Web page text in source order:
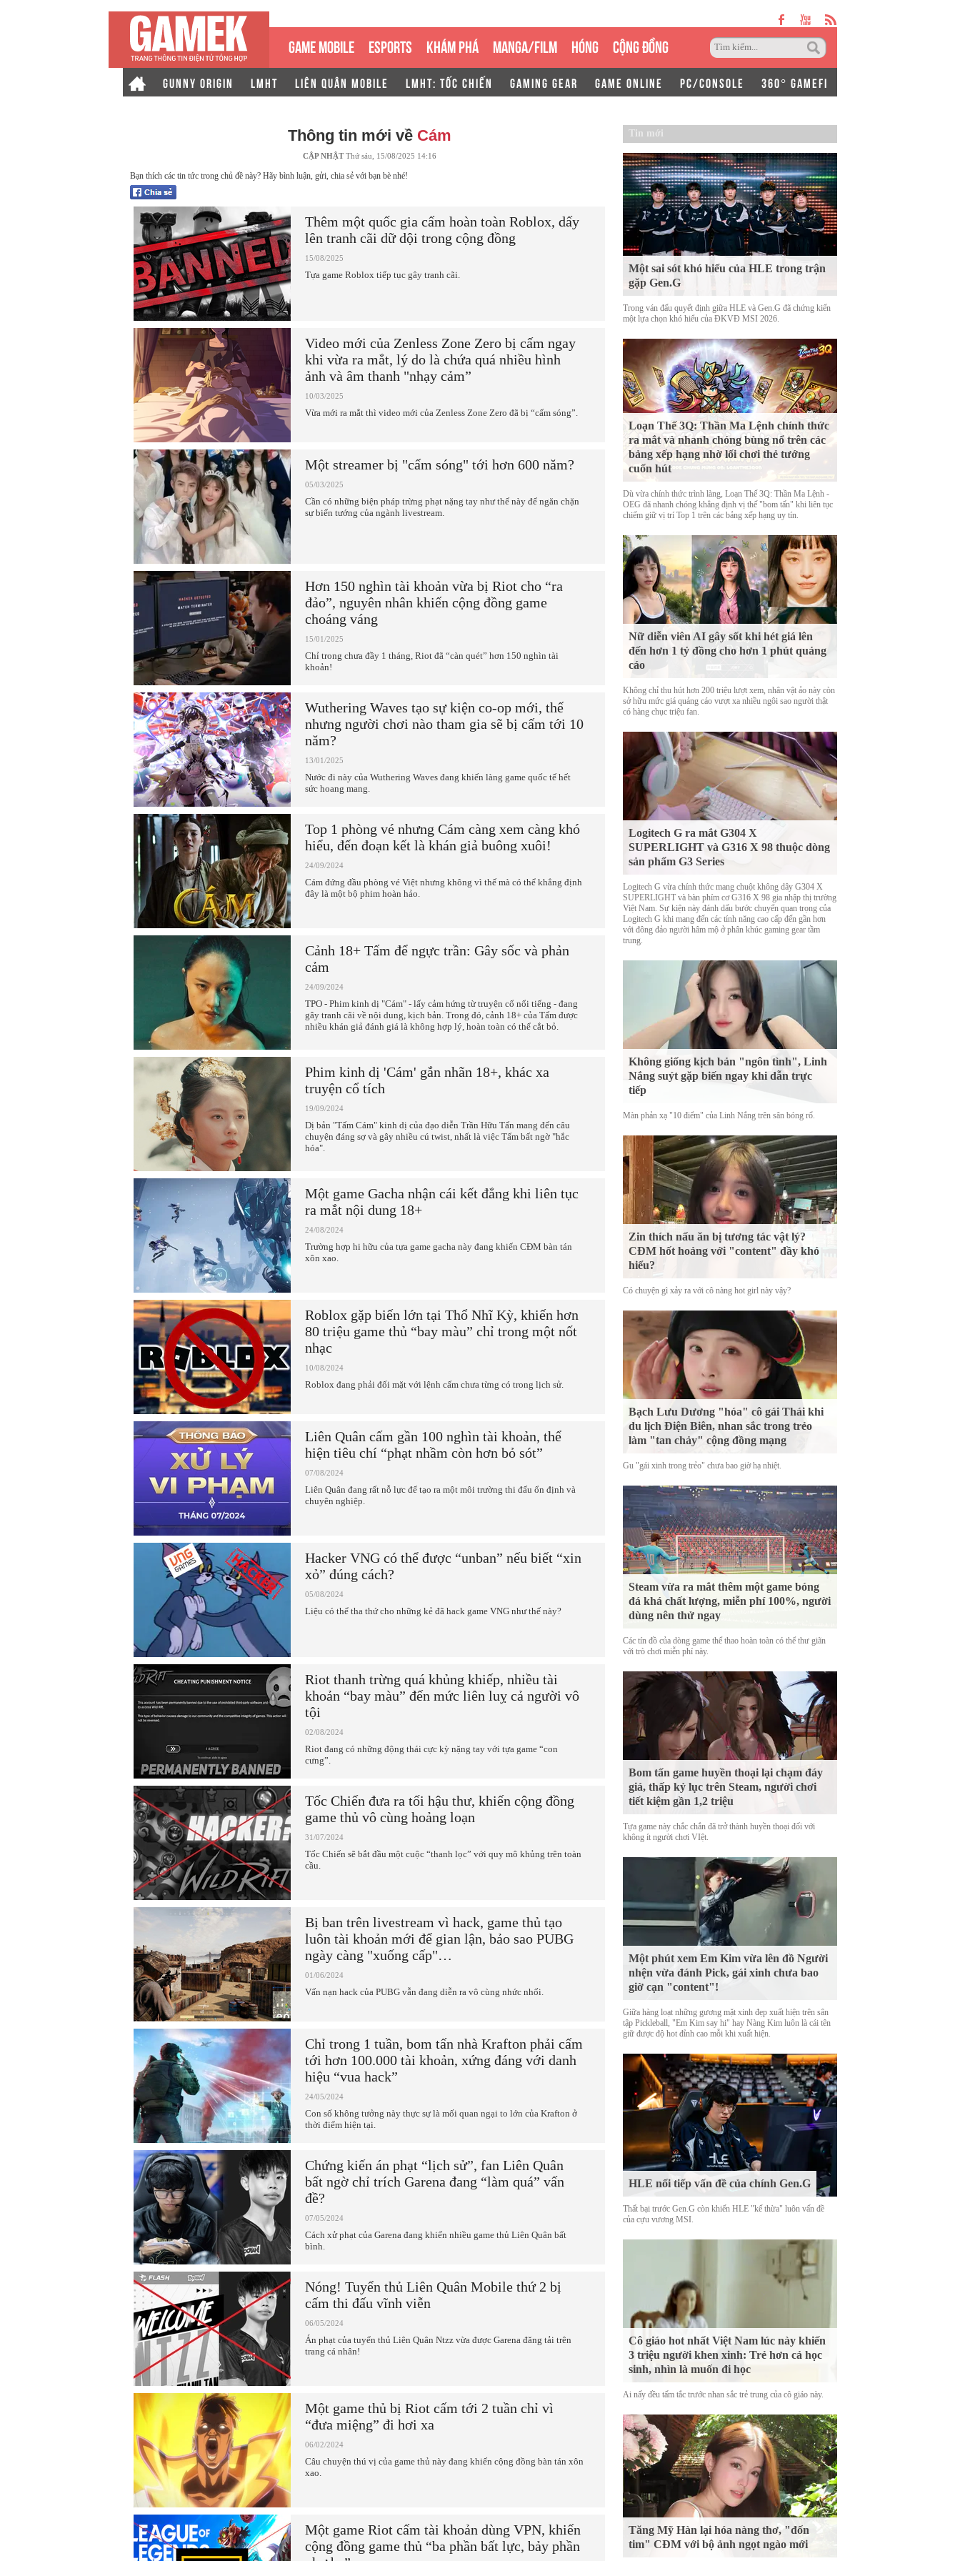
GAME MOBILE ESPORTS KHÁM PHÁ MANGA/FILM HÓNG CỘNG ĐỒNG
GUNNY ORIGIN LMHT LIÊN QUÂN MOBILE LMHT: TỐC CHIẾN GAMING GEAR GAME ONLINE PC/CONSOLE 360° GAMEFI
Thông tin mới về Cám
CẬP NHẬTThứ sáu, 15/08/2025 14:16
Bạn thích các tin tức trong chủ đề này? Hãy bình luận, gửi, chia sẻ với bạn bè nhé!
Thêm một quốc gia cấm hoàn toàn Roblox, dấy
lên tranh cãi dữ dội trong cộng đồng
15/08/2025
Tựa game Roblox tiếp tục gây tranh cãi.
Video mới của Zenless Zone Zero bị cấm ngay
khi vừa ra mắt, lý do là chứa quá nhiều hình
ảnh và âm thanh "nhạy cảm”
10/03/2025
Vừa mới ra mắt thì video mới của Zenless Zone Zero đã bị “cấm sóng”.
Một streamer bị "cấm sóng" tới hơn 600 năm?
05/03/2025
Cần có những biện pháp trừng phạt nặng tay như thế này để ngăn chặn
sự biến tướng của ngành livestream.
Hơn 150 nghìn tài khoản vừa bị Riot cho “ra
đảo”, nguyên nhân khiến cộng đồng game
choáng váng
15/01/2025
Chỉ trong chưa đầy 1 tháng, Riot đã “càn quét” hơn 150 nghìn tài
khoản!
Wuthering Waves tạo sự kiện co-op mới, thế
nhưng người chơi nào tham gia sẽ bị cấm tới 10
năm?
13/01/2025
Nước đi này của Wuthering Waves đang khiến làng game quốc tế hết
sức hoang mang.
Top 1 phòng vé nhưng Cám càng xem càng khó
hiểu, đến đoạn kết là khán giả buông xuôi!
24/09/2024
Cám đứng đầu phòng vé Việt nhưng không vì thế mà có thể khẳng định
đây là một bộ phim hoàn hảo.
Cảnh 18+ Tấm để ngực trần: Gây sốc và phản
cảm
24/09/2024
TPO - Phim kinh dị "Cám" - lấy cảm hứng từ truyện cổ nổi tiếng - đang
gây tranh cãi về nội dung, kịch bản. Trong đó, cảnh 18+ của Tấm được
nhiều khán giả đánh giá là không hợp lý, hoàn toàn có thể cắt bỏ.
Phim kinh dị 'Cám' gắn nhãn 18+, khác xa
truyện cổ tích
19/09/2024
Dị bản "Tấm Cám" kinh dị của đạo diễn Trần Hữu Tấn mang đến câu
chuyện đáng sợ và gây nhiều cú twist, nhất là việc Tấm bất ngờ "hắc
hóa".
Một game Gacha nhận cái kết đắng khi liên tục
ra mắt nội dung 18+
24/08/2024
Trường hợp hi hữu của tựa game gacha này đang khiến CĐM bàn tán
xôn xao.
Roblox gặp biến lớn tại Thổ Nhĩ Kỳ, khiến hơn
80 triệu game thủ “bay màu” chỉ trong một nốt
nhạc
10/08/2024
Roblox đang phải đối mặt với lệnh cấm chưa từng có trong lịch sử.
Liên Quân cấm gần 100 nghìn tài khoản, thể
hiện tiêu chí “phạt nhầm còn hơn bỏ sót”
07/08/2024
Liên Quân đang rất nỗ lực để tạo ra một môi trường thi đấu ổn định và
chuyên nghiệp.
Hacker VNG có thể được “unban” nếu biết “xin
xỏ” đúng cách?
05/08/2024
Liệu có thể tha thứ cho những kẻ đã hack game VNG như thế này?
Riot thanh trừng quá khủng khiếp, nhiều tài
khoản “bay màu” đến mức liên luỵ cả người vô
tội
02/08/2024
Riot đang có những động thái cực kỳ nặng tay với tựa game “con
cưng”.
Tốc Chiến đưa ra tối hậu thư, khiến cộng đồng
game thủ vô cùng hoảng loạn
31/07/2024
Tốc Chiến sẽ bắt đầu một cuộc “thanh lọc” với quy mô khủng trên toàn
cầu.
Bị ban trên livestream vì hack, game thủ tạo
luôn tài khoản mới để gian lận, bảo sao PUBG
ngày càng "xuống cấp"…
01/06/2024
Vấn nạn hack của PUBG vẫn đang diễn ra vô cùng nhức nhối.
Chỉ trong 1 tuần, bom tấn nhà Krafton phải cấm
tới hơn 100.000 tài khoản, xứng đáng với danh
hiệu “vua hack”
24/05/2024
Con số không tưởng này thực sự là mối quan ngại to lớn của Krafton ở
thời điểm hiện tại.
Chứng kiến án phạt “lịch sử”, fan Liên Quân
bất ngờ chỉ trích Garena đang “làm quá” vấn
đề?
07/05/2024
Cách xử phạt của Garena đang khiến nhiều game thủ Liên Quân bất
bình.
Nóng! Tuyển thủ Liên Quân Mobile thứ 2 bị
cấm thi đấu vĩnh viễn
06/05/2024
Án phạt của tuyển thủ Liên Quân Ntzz vừa được Garena đăng tải trên
trang cá nhân!
Một game thủ bị Riot cấm tới 2 tuần chỉ vì
“đưa miệng” đi hơi xa
06/02/2024
Câu chuyện thú vị của game thủ này đang khiến cộng đồng bàn tán xôn
xao.
Một game Riot cấm tài khoản dùng VPN, khiến
cộng đồng game thủ “ba phần bất lực, bảy phần
Tin mới
Một sai sót khó hiểu của HLE trong trận
gặp Gen.G
Trong ván đấu quyết định giữa HLE và Gen.G đã chứng kiến
một lựa chọn khó hiểu của ĐKVĐ MSI 2026.
Loạn Thế 3Q: Thần Ma Lệnh chính thức
ra mắt và nhanh chóng bùng nổ trên các
bảng xếp hạng nhờ lối chơi thẻ tướng
cuốn hút
Dù vừa chính thức trình làng, Loạn Thế 3Q: Thần Ma Lệnh -
OEG đã nhanh chóng khẳng định vị thế "bom tấn" khi liên tục
chiếm giữ vị trí Top 1 trên các bảng xếp hạng uy tín.
Nữ diễn viên AI gây sốt khi hét giá lên
đến hơn 1 tỷ đồng cho hơn 1 phút quảng
cáo
Không chỉ thu hút hơn 200 triệu lượt xem, nhân vật ảo này còn
sở hữu mức giá quảng cáo vượt xa nhiều ngôi sao người thật
có hàng chục triệu fan.
Logitech G ra mắt G304 X
SUPERLIGHT và G316 X 98 thuộc dòng
sản phẩm G3 Series
Logitech G vừa chính thức mang chuột không dây G304 X
SUPERLIGHT và bàn phím cơ G316 X 98 gia nhập thị trường
Việt Nam. Sự kiện này đánh dấu bước chuyển quan trọng của
Logitech G khi mang đến các tính năng cao cấp đến gần hơn
với đông đảo người hâm mộ ở phân khúc gaming gear tầm
trung.
Không giống kịch bản "ngôn tình", Linh
Nắng suýt gặp biến ngay khi dẫn trực
tiếp
Màn phản xạ "10 điểm" của Linh Nắng trên sân bóng rổ.
Zin thích nấu ăn bị tương tác vật lý?
CĐM hốt hoảng với "content" đầy khó
hiểu?
Có chuyện gì xảy ra với cô nàng hot girl này vậy?
Bạch Lưu Dương "hóa" cô gái Thái khi
du lịch Điện Biên, nhan sắc trong trẻo
làm "tan chảy" cộng đồng mạng
Gu "gái xinh trong trẻo" chưa bao giờ hạ nhiệt.
Steam vừa ra mắt thêm một game bóng
đá khá chất lượng, miễn phí 100%, người
dùng nên thử ngay
Các tín đồ của dòng game thể thao hoàn toàn có thể thư giãn
với trò chơi miễn phí này.
Bom tấn game huyền thoại lại chạm đáy
giá, thấp kỷ lục trên Steam, người chơi
tiết kiệm gần 1,2 triệu
Tựa game này chắc chắn đã trở thành huyền thoại đối với
không ít người chơi VIệt.
Một phút xem Em Kim vừa lên đồ Người
nhện vừa đánh Pick, gái xinh chưa bao
giờ cạn "content"!
Giữa hàng loạt những gương mặt xinh đẹp xuất hiện trên sân
tập Pickleball, "Em Kim say hi" hay Nàng Kim luôn là cái tên
giữ được độ hot đỉnh cao mỗi khi xuất hiện.
HLE nối tiếp vấn đề của chính Gen.G
Thất bại trước Gen.G còn khiến HLE "kế thừa" luôn vấn đề
của cựu vương MSI.
Cô giáo hot nhất Việt Nam lúc này khiến
3 triệu người khen xinh: Trẻ hơn cả học
sinh, nhìn là muốn đi học
Ai nấy đều tấm tắc trước nhan sắc trẻ trung của cô giáo này.
Tăng Mỹ Hàn lại hóa nàng thơ, "đốn
tim" CĐM với bộ ảnh ngọt ngào mới